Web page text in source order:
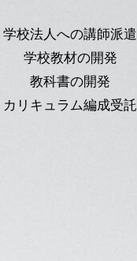
学校法人への講師派遣
学校教材の開発
教科書の開発
カリキュラム編成受託